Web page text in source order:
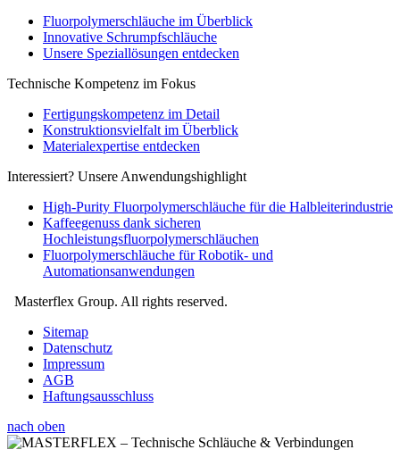
Fluorpolymerschläuche im Überblick
Innovative Schrumpfschläuche
Unsere Speziallösungen entdecken
Technische Kompetenz im Fokus
Fertigungskompetenz im Detail
Konstruktionsvielfalt im Überblick
Materialexpertise entdecken
Interessiert? Unsere Anwendungshighlight
High-Purity Fluorpolymerschläuche für die Halbleiterindustrie
Kaffeegenuss dank sicheren
Hochleistungsfluorpolymerschläuchen
Fluorpolymerschläuche für Robotik- und
Automationsanwendungen
Masterflex Group. All rights reserved.
Sitemap
Datenschutz
Impressum
AGB
Haftungsausschluss
nach oben